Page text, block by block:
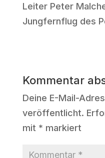
Leiter Peter
Jungfernflug des
Kommentar
Deine E-Mail-
veröffentlicht.
mit * markiert